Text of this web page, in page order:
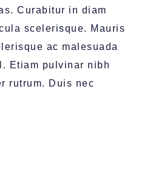
Curabitur in diam
scelerisque. Mauris
ac malesuada
Etiam pulvinar nibh
rutrum. Duis nec